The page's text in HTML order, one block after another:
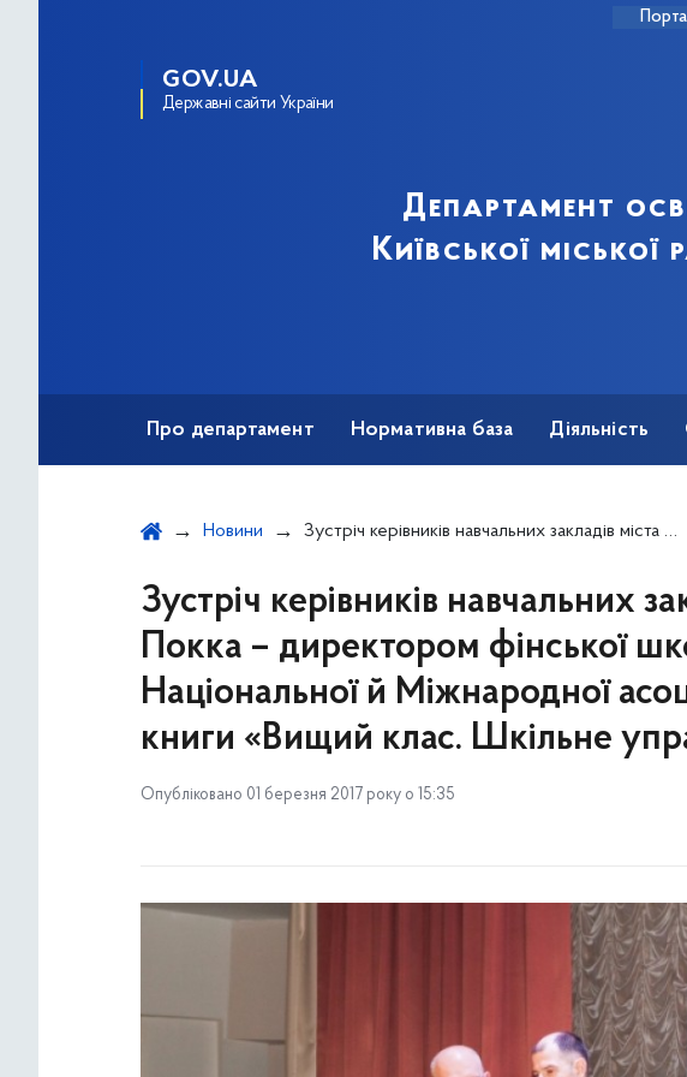
GOV.UA
Державні сайти України
Департамент
Київської міської
Про департамент Нормативна база Діяльність
Новини Зустріч керівників навчальних закладів міста Києва з Арі Покка – директором фінської школи, президентом Національної й Міжнародної асоціації директорів, автором книги «Вищий клас. Шкільне управління по-фінськи»
Зустріч керівників навчальних
Покка – директором фінської
Національної й Міжнародної
книги «Вищий клас. Шкільне
Опубліковано 01 березня 2017 року о 15:35